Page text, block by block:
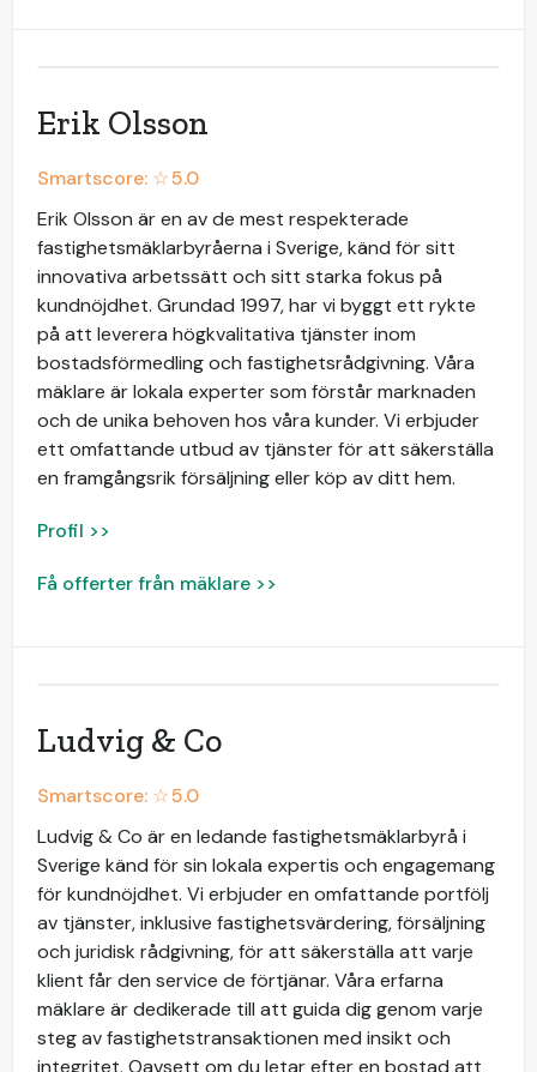
Erik Olsson
Smartscore: ☆5.0
Erik Olsson är en av de mest respekterade
fastighetsmäklarbyråerna i Sverige, känd för sitt
innovativa arbetssätt och sitt starka fokus på
kundnöjdhet. Grundad 1997, har vi byggt ett rykte
på att leverera högkvalitativa tjänster inom
bostadsförmedling och fastighetsrådgivning. Våra
mäklare är lokala experter som förstår marknaden
och de unika behoven hos våra kunder. Vi erbjuder
ett omfattande utbud av tjänster för att säkerställa
en framgångsrik försäljning eller köp av ditt hem.
Profil >>
Få offerter från mäklare >>
Ludvig & Co
Smartscore: ☆5.0
Ludvig & Co är en ledande fastighetsmäklarbyrå i
Sverige känd för sin lokala expertis och engagemang
för kundnöjdhet. Vi erbjuder en omfattande portfölj
av tjänster, inklusive fastighetsvärdering, försäljning
och juridisk rådgivning, för att säkerställa att varje
klient får den service de förtjänar. Våra erfarna
mäklare är dedikerade till att guida dig genom varje
steg av fastighetstransaktionen med insikt och
integritet. Oavsett om du letar efter en bostad att